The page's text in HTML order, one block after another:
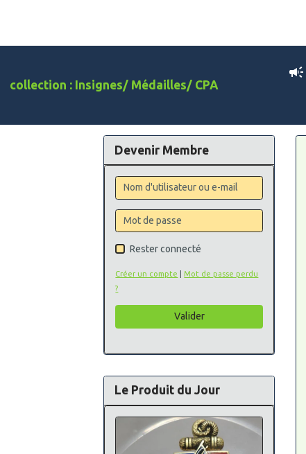
collection : Insignes/ Médailles/ CPA
Devenir Membre
Rester connecté
Créer un compte
Mot de passe perdu
?
Valider
Le Produit du Jour